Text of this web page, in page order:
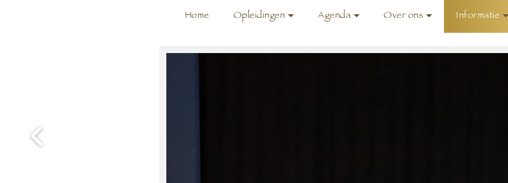
Home Opleidingen Agenda Over ons Informatie